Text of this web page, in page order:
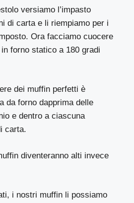
versiamo l’impasto
di carta e li riempiamo per i
Ora facciamo cuocere
forno statico a 180 gradi
dei muffin perfetti è
da forno dapprima delle
e dentro a ciascuna
carta.
diventeranno alti invece
i nostri muffin li possiamo